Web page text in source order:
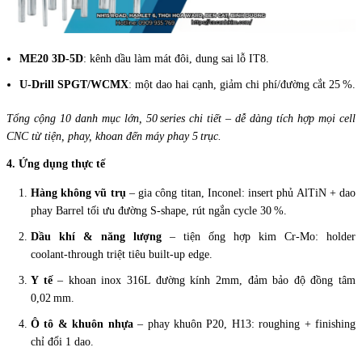
ME20 3D‑5D: kênh dầu làm mát đôi, dung sai lỗ IT8.
U‑Drill SPGT/WCMX: một dao hai cạnh, giảm chi phí/đường cắt 25 %.
Tổng cộng 10 danh mục lớn, 50 series chi tiết – dễ dàng tích hợp mọi cell
CNC từ tiện, phay, khoan đến máy phay 5 trục.
4. Ứng dụng thực tế
Hàng không vũ trụ – gia công titan, Inconel: insert phủ AlTiN + dao
phay Barrel tối ưu đường S‑shape, rút ngắn cycle 30 %.
Dầu khí & năng lượng – tiện ống hợp kim Cr‑Mo: holder
coolant‑through triệt tiêu built‑up edge.
Y tế– khoan inox 316L đường kính 2mm, đảm bảo độ đồng tâm
0,02 mm.
Ô tô & khuôn nhựa– phay khuôn P20, H13: roughing + finishing
chỉ đổi 1 dao.